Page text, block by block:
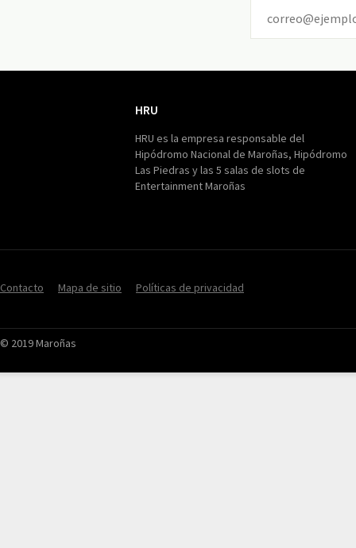
HRU
HRU es la empresa responsable del
Hipódromo Nacional de Maroñas, Hipódromo
Las Piedras y las 5 salas de slots de
Entertainment Maroñas
Contacto Mapa de sitio Políticas de privacidad
© 2019 Maroñas